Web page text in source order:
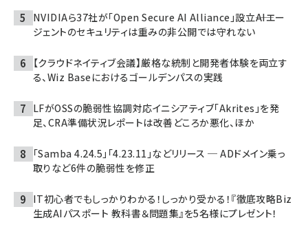
NVIDIAら37社が「Open Secure AI Alliance」設立――AIエー
ジェントのセキュリティは重みの非公開では守れない
【クラウドネイティブ会議】厳格な統制と開発者体験を両立す
る、Wiz Baseにおけるゴールデンパスの実践
LFがOSSの脆弱性協調対応イニシアティブ「Akrites」を発
足、CRA準備状況レポートは改善どころか悪化、ほか
「Samba 4.24.5」「4.23.11」などリリース ─ ADドメイン乗っ
取りなど6件の脆弱性を修正
IT初心者でもしっかりわかる！しっかり受かる！『徹底攻略Biz
生成AIパスポート 教科書＆問題集』を5名様にプレゼント！